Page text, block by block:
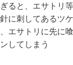
ると、エサトリ
に刺してあるツ
エサトリに先に
してしまう